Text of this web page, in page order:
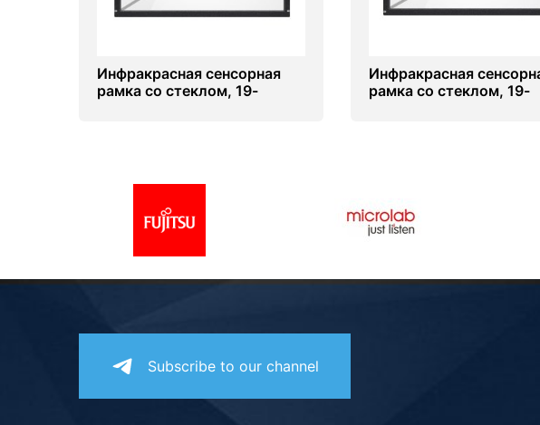
Инфракрасная сенсорная
рамка со стеклом, 19-
Инфракрасная
рамка со стеклом, 19-
Subscribe to our channel